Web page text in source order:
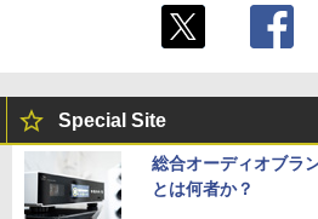
Special Site
総合オーディオブラ
とは何者か？